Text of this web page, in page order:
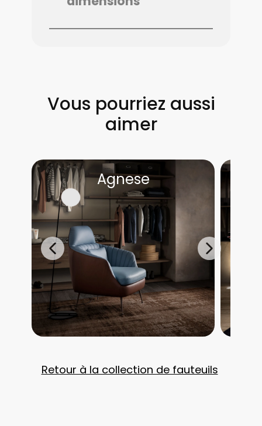
Vous pourriez aussi
aimer
Retour à la collection de fauteuils
Agnese